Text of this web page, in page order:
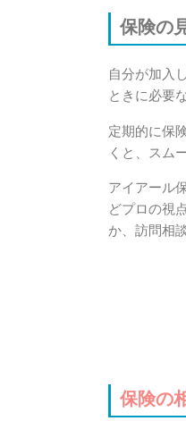
保険の
自分が加入
ときに必要
定期的に保
くと、スム
アイアール
どプロの視
か、訪問相
保険の